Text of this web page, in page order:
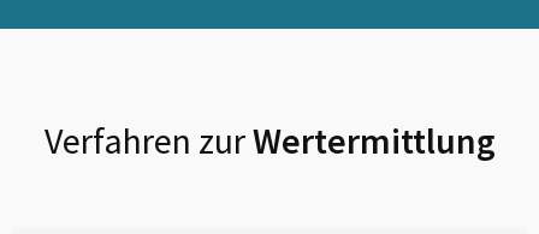
Verfahren zurWertermittlung